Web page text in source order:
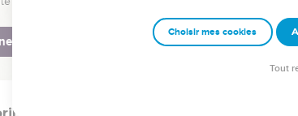
mais ce qui est invisible dure toujours.
Société biblique française – Bibli’O, 1997, avec autorisation. Pour
Choisir mes cookies
Tout